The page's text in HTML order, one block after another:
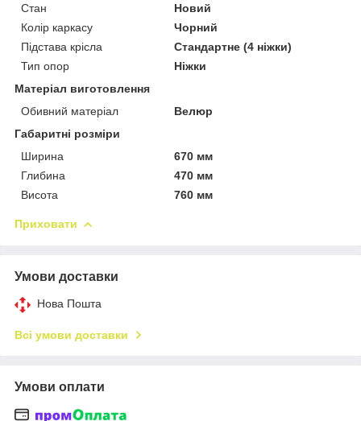
Стан
Новий
Колір каркасу
Чорний
Підстава крісла
Стандартне (4 ніжки)
Тип опор
Ніжки
Матеріал виготовлення
Обивний матеріал
Велюр
Габаритні розміри
Ширина
670 мм
Глибина
470 мм
Висота
760 мм
Приховати
Умови доставки
Нова Пошта
Всі умови доставки
Умови оплати